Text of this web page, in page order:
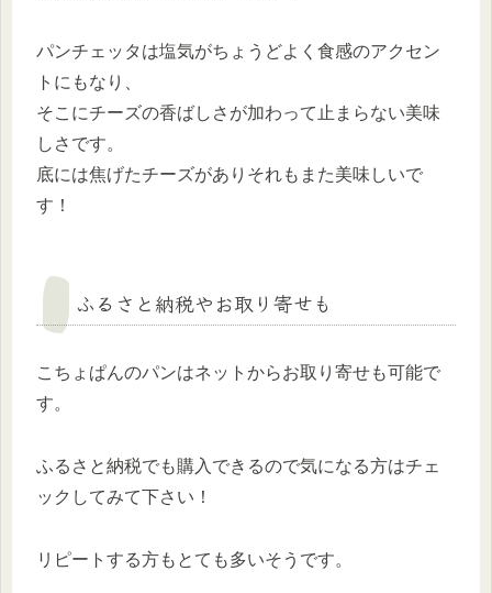
パンチェッタは塩気がちょうどよく食感のアクセン
トにもなり、
そこにチーズの香ばしさが加わって止まらない美味
しさです。
底には焦げたチーズがありそれもまた美味しいで
す！
ふるさと納税やお取り寄せも
こちょぱんのパンはネットからお取り寄せも可能で
す。
ふるさと納税でも購入できるので気になる方はチェ
ックしてみて下さい！
リピートする方もとても多いそうです。